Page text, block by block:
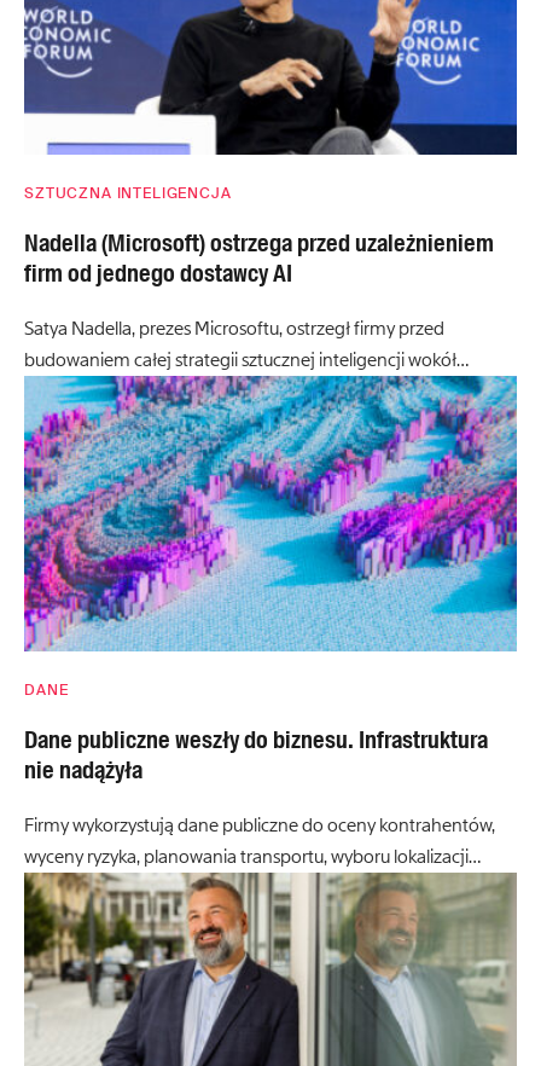
SZTUCZNA INTELIGENCJA
Nadella (Microsoft) ostrzega przed uzależnieniem
firm od jednego dostawcy AI
Satya Nadella, prezes Microsoftu, ostrzegł firmy przed
budowaniem całej strategii sztucznej inteligencji wokół…
DANE
Dane publiczne weszły do biznesu. Infrastruktura
nie nadążyła
Firmy wykorzystują dane publiczne do oceny kontrahentów,
wyceny ryzyka, planowania transportu, wyboru lokalizacji…